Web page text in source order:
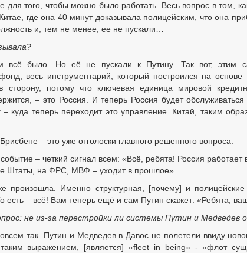
для того, чтобы можно было работать. Весь вопрос в том,
где она 40 минут доказывала полицейским, что она
и, тем не менее, ее не пускали…
всё было. Но её не пускали к Путину. Так вот, этим
весь инструментарий, который построился на основе
сторону, потому что ключевая единица мировой
– это Россия. И теперь Россия будет
– куда теперь переходит это управление. Китай, таким
– это уже отголоски главного решенного вопроса.
– четкий сигнал всем: «Всё, ребята! Россия работает
Штаты, на ФРС, МВФ – уходит в прошлое».
произошла. Именно структурная, [почему] и
есть – всё! Вам теперь ещё и сам Путин скажет: «Ребята,
не из-за перестройки ли системы Путин и Медведев
так. Путин и Медведев в Давос не полетели ввиду
таким выражением, [является] «fleet in being» - «флот